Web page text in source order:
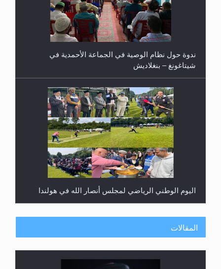
ندوة حول نظام الوصية في الجماعة الأحمدية في
شيتاغونغ – بنغلاديش
اليوم الوطني الرياضي لمجلس أنصار الله في هولندا
المقالات